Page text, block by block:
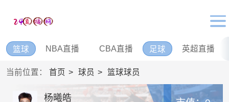
篮球 NBA直播 CBA直播 足球 英超直播
当前位置： 首页 球员 篮球球员
杨曦皓